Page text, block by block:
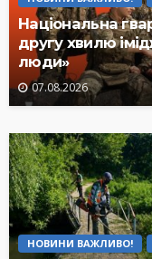
Національна
другу хвилю
люди»
07.08.2026
НОВИНИ ВАЖЛИВО!